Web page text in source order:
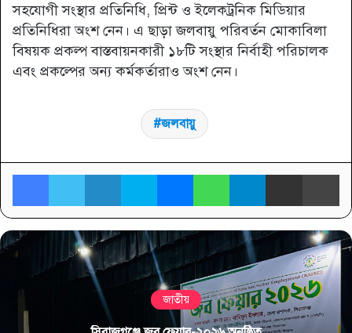
সহযোগী সংস্থার প্রতিনিধি, প্রিন্ট ও ইলেকট্রনিক মিডিয়ার
প্রতিনিধিরা অংশ নেন। এ ছাড়া জলবায়ু পরিবর্তন মোকাবিলা
বিষয়ক প্রকল্প বাস্তবায়নকারী ১৮টি সংস্থার নির্বাহী পরিচালক
এবং প্রকল্পের অন্য কর্মকর্তারাও অংশ নেন।
জলবায়ু
Facebook
TwitterLinkedInSkypeMessengerWhatsAppTelegram
Share via Email
জাতীয়